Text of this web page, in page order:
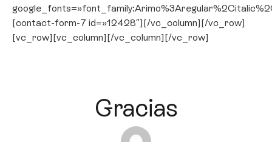
[contact-form-7 id=»12428″][/vc_column][/vc_row]
[vc_row][vc_column][/vc_column][/vc_row]
Gracias